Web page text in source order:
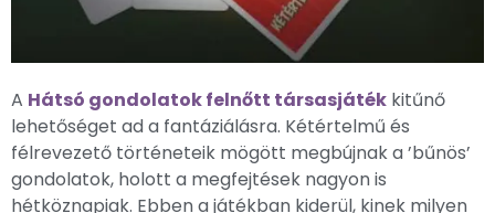
A Hátsó gondolatok felnőtt társasjáték kitűnő
lehetőséget ad a fantáziálásra. Kétértelmű és
félrevezető történeteik mögött megbújnak a ’bűnös’
gondolatok, holott a megfejtések nagyon is
hétköznapiak. Ebben a játékban kiderül, kinek milyen